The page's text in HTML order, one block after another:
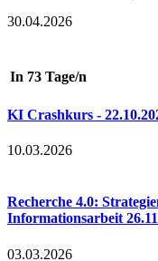
30.04.2026
In 73 Tage/n
KI Crashkurs -
10.03.2026
Recherche 4.0:
Informationsarbeit
03.03.2026